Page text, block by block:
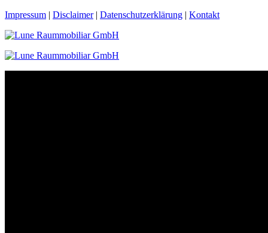
Impressum | Disclaimer| Datenschutzerklärung | Kontakt